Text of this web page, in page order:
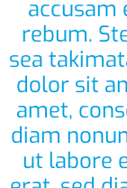
accusam
rebum.
sea
dolor sit
amet,
diam
ut labore